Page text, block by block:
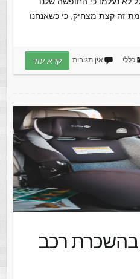
זה קצת מצחיק, כי כשאנחנו
כללי אין תגובות קרא עוד
בהשכרת רכב